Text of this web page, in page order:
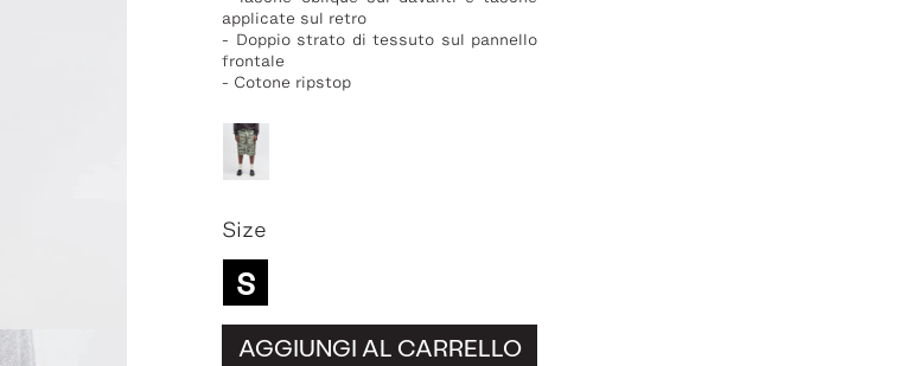
applicate sul retro
- Doppio strato di tessuto sul pannello
frontale
- Cotone ripstop
Size
S
AGGIUNGI AL CARRELLO